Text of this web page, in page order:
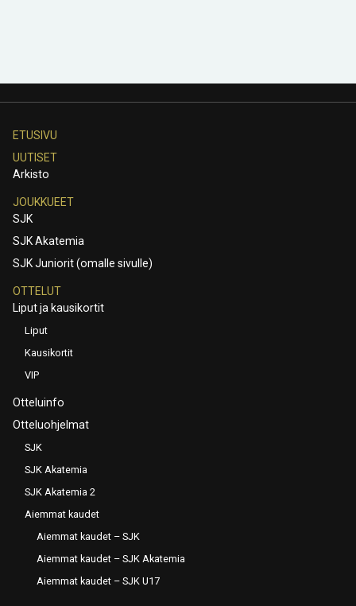
ETUSIVU
UUTISET
Arkisto
JOUKKUEET
SJK
SJK Akatemia
SJK Juniorit (omalle sivulle)
OTTELUT
Liput ja kausikortit
Liput
Kausikortit
VIP
Otteluinfo
Otteluohjelmat
SJK
SJK Akatemia
SJK Akatemia 2
Aiemmat kaudet
Aiemmat kaudet – SJK
Aiemmat kaudet – SJK Akatemia
Aiemmat kaudet – SJK U17